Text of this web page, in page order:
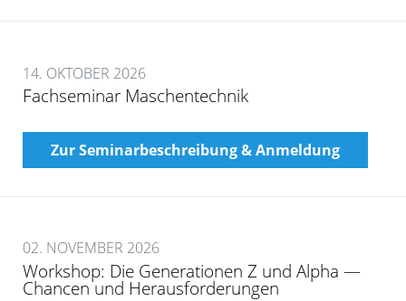
14. OKTOBER 2026
Fachseminar Maschentechnik
Zur Seminarbeschreibung & Anmeldung
02. NOVEMBER 2026
Workshop: Die Generationen Z und Alpha —
Chancen und Herausforderungen